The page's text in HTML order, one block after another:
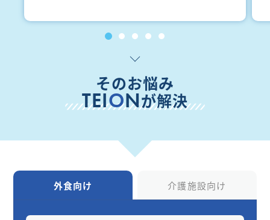
そのお悩み
TEIONが解決
外食向け 介護施設向け